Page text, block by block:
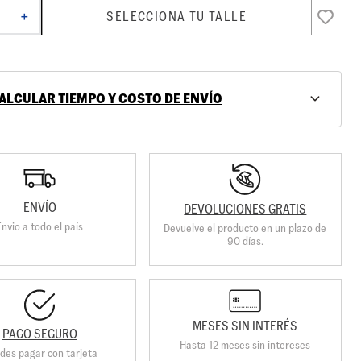
＋ SELECCIONA TU TALLE
TIEMPO Y COSTO DE ENVÍO
ENVÍO
a todo el país
DEVOLUCIONES GRATIS
Devuelve el producto en un plazo de
90 días.
PAGO SEGURO
pagar con tarjeta
MESES SIN INTERÉS
Hasta 12 meses sin intereses